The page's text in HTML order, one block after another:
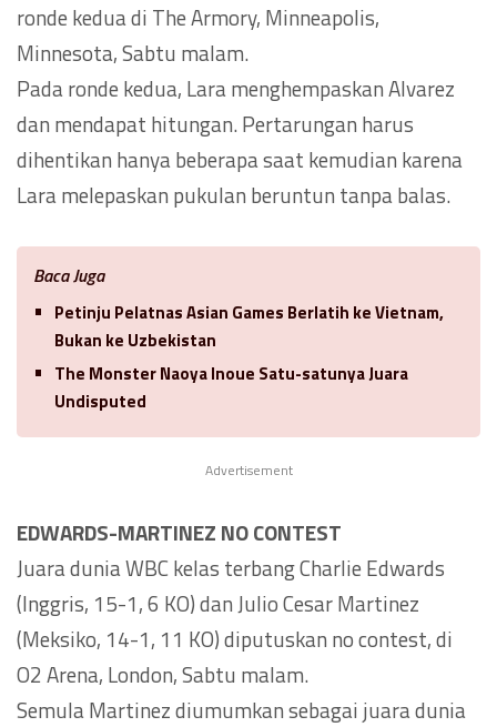
ronde kedua di The Armory, Minneapolis,
Minnesota, Sabtu malam.
Pada ronde kedua, Lara menghempaskan Alvarez
dan mendapat hitungan. Pertarungan harus
dihentikan hanya beberapa saat kemudian karena
Lara melepaskan pukulan beruntun tanpa balas.
Baca Juga
Petinju Pelatnas Asian Games Berlatih ke Vietnam,
Bukan ke Uzbekistan
The Monster Naoya Inoue Satu-satunya Juara
Undisputed
Advertisement
EDWARDS-MARTINEZ NO CONTEST
Juara dunia WBC kelas terbang Charlie Edwards
(Inggris, 15-1, 6 KO) dan Julio Cesar Martinez
(Meksiko, 14-1, 11 KO) diputuskan no contest, di
O2 Arena, London, Sabtu malam.
Semula Martinez diumumkan sebagai juara dunia